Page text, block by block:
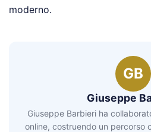
moderno.
GB
Giuseppe
Giuseppe Barbieri ha
online, costruendo un percorso